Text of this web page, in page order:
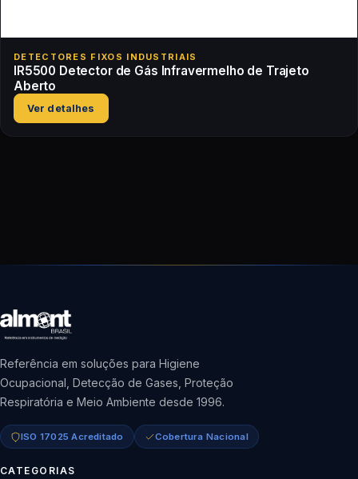
DETECTORES FIXOS INDUSTRIAIS
IR5500 Detector de Gás Infravermelho de Trajeto
Aberto
Ver detalhes
Referência em soluções para Higiene
Ocupacional, Detecção de Gases, Proteção
Respiratória e Meio Ambiente desde 1996.
ISO 17025 Acreditado Cobertura Nacional
CATEGORIAS